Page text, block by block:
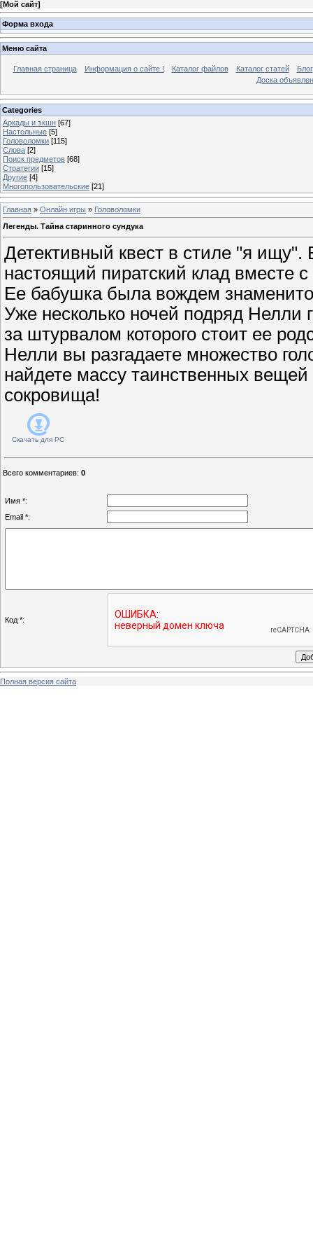
[Мой сайт]
Форма входа
Меню сайта
Главная страница Информация о сайте ! Каталог файлов Каталог статей
Блог
Доска
Categories
Аркады и экшн [67]
Настольные [5]
Головоломки [115]
Слова [2]
Поиск предметов [68]
Стратегии [15]
Другие [4]
Многопользовательские [21]
Главная » Онлайн игры » Головоломки
Легенды. Тайна старинного сундука
Детективный квест в стиле "я ищу".
настоящий пиратский клад вместе
Ее бабушка была вождем
Уже несколько ночей подряд Нелли
за штурвалом которого стоит ее
Нелли вы разгадаете множество
найдете массу таинственных
сокровища!
Скачать для PC
Всего комментариев: 0
Имя *:
Email *:
Код *:
Полная версия сайта